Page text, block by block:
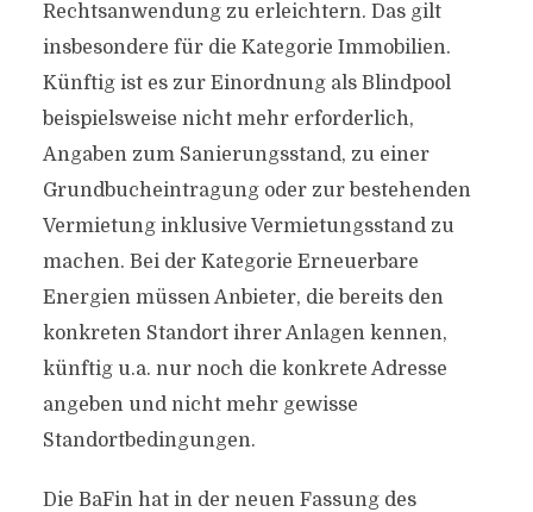
Rechtsanwendung zu erleichtern. Das gilt
insbesondere für die Kategorie Immobilien.
Künftig ist es zur Einordnung als Blindpool
beispielsweise nicht mehr erforderlich,
Angaben zum Sanierungsstand, zu einer
Grundbucheintragung oder zur bestehenden
Vermietung inklusive Vermietungsstand zu
machen. Bei der Kategorie Erneuerbare
Energien müssen Anbieter, die bereits den
konkreten Standort ihrer Anlagen kennen,
künftig u.a. nur noch die konkrete Adresse
angeben und nicht mehr gewisse
Standortbedingungen.
Die BaFin hat in der neuen Fassung des